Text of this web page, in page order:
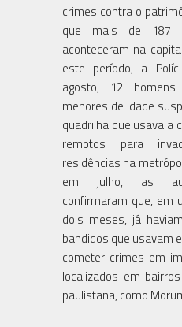
crimes contra o
que mais de 187
aconteceram na
este período, a
agosto, 12
menores de idade
quadrilha que usava a
remotos para
residências na
em julho, as
confirmaram que, em
dois meses, já
bandidos que usavam
cometer crimes em
localizados em
paulistana, como